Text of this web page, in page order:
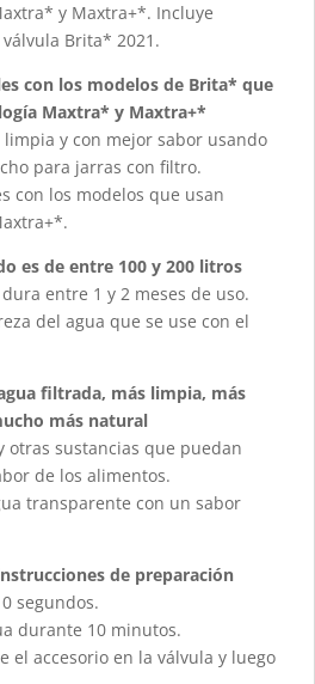
y Maxtra+*. Incluye
Brita* 2021.
con los modelos de Brita* que
Maxtra* y Maxtra+*
limpia y con mejor sabor usando
para jarras con filtro.
con los modelos que usan
es de entre 100 y 200 litros
entre 1 y 2 meses de uso.
del agua que se use con el
filtrada, más limpia, más
más natural
otras sustancias que puedan
de los alimentos.
transparente con un sabor
de preparación
segundos.
durante 10 minutos.
el accesorio en la válvula y luego